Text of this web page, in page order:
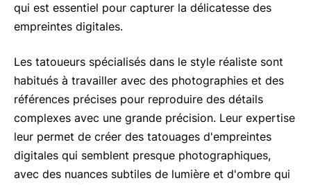
qui est essentiel pour capturer la délicatesse des
empreintes digitales.
Les tatoueurs spécialisés dans le style réaliste sont
habitués à travailler avec des photographies et des
références précises pour reproduire des détails
complexes avec une grande précision. Leur expertise
leur permet de créer des tatouages d'empreintes
digitales qui semblent presque photographiques,
avec des nuances subtiles de lumière et d'ombre qui